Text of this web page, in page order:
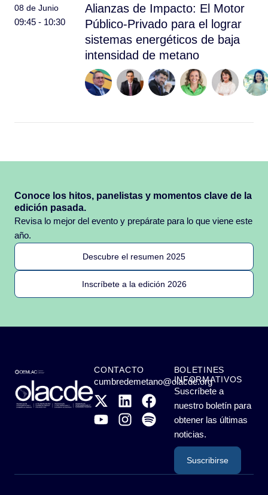
08 de Junio
09:45 - 10:30
Alianzas de Impacto: El Motor
Público-Privado para el lograr
sistemas energéticos de baja
intensidad de metano
Conoce los hitos, panelistas y momentos clave de la
edición pasada.
Revisa lo mejor del evento y prepárate para lo que viene este
año.
Descubre el resumen 2025
Inscríbete a la edición 2026
CONTACTO
cumbredemetano@olacde.org
BOLETINES
INFORMATIVOS
Suscríbete a
nuestro boletín para
obtener las últimas
noticias.
Suscribirse